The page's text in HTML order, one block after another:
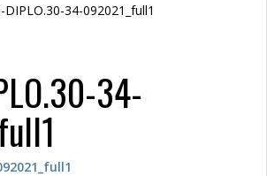
DIPLO.30-34-092021_full1
34-